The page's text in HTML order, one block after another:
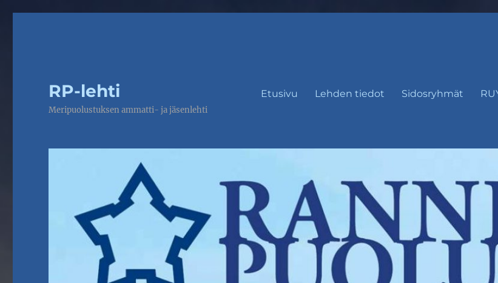
RP-lehti
Meripuolustuksen ammatti- ja jäsenlehti
Etusivu Lehden tiedot Sidosryhmät